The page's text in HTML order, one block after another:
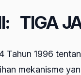
TIGA
Tahun 1996
mekanisme